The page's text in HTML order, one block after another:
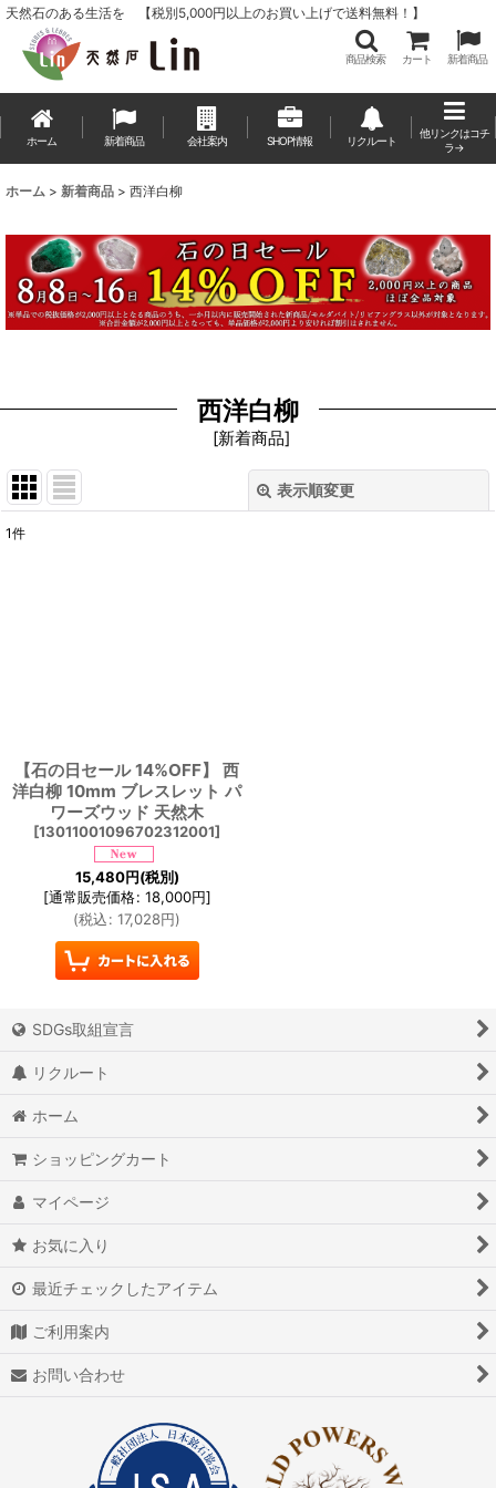
天然石のある生活を 【税別5,000円以上のお買い上げで送料無料！】
商品検索 カート 新着商品
ホーム 新着商品 会社案内 SHOP情報 リクルート
他リンクはコチ
ラ→
ホーム > 新着商品 > 西洋白柳
西洋白柳
[新着商品]
表示順変更
1件
【石の日セール 14%OFF】 西
洋白柳 10mm ブレスレット パ
ワーズウッド 天然木
[13011001096702312001]
15,480円(税別)
[通常販売価格: 18,000円]
(税込: 17,028円)
SDGs取組宣言
リクルート
ホーム
ショッピングカート
マイページ
お気に入り
最近チェックしたアイテム
ご利用案内
お問い合わせ